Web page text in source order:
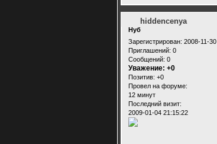
hiddencenya
Нуб
Зарегистрирован: 2008-11-30
Приглашений: 0
Сообщений: 0
Уважение: +0
Позитив: +0
Провел на форуме:
12 минут
Последний визит:
2009-01-04 21:15:22